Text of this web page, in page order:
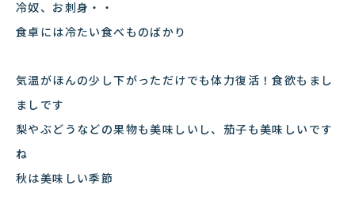
冷奴、お刺身・・
食卓には冷たい食べものばかり
気温がほんの少し下がっただけでも体力復活！食欲もまし
ましです
梨やぶどうなどの果物も美味しいし、茄子も美味しいです
ね
秋は美味しい季節